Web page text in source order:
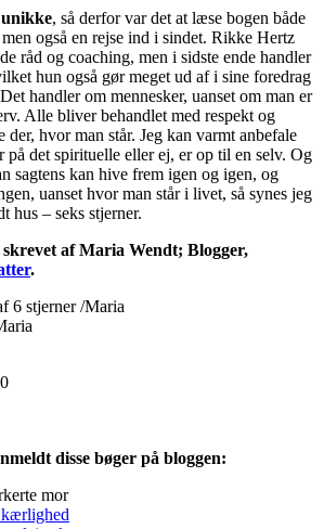
, så derfor var det at læse bogen både
også en rejse ind i sindet. Rikke Hertz
råd og coaching, men i sidste ende handler
hun også gør meget ud af i sine foredrag
handler om mennesker, uanset om man er
Alle bliver behandlet med respekt og
der, hvor man står. Jeg kan varmt anbefale
på det spirituelle eller ej, er op til en selv. Og
sagtens kan hive frem igen og igen, og
uanset hvor man står i livet, så synes jeg
hus – seks stjerner.
skrevet af Maria Wendt; Blogger,
.
disse bøger på bloggen:
mor